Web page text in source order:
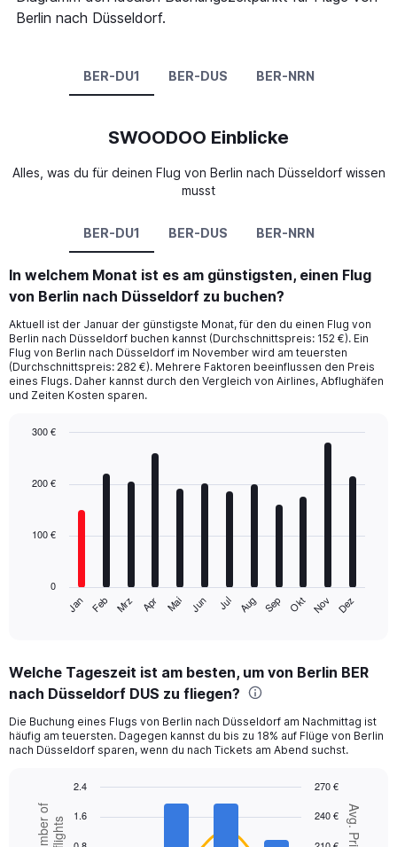
Berlin nach Düsseldorf.
BER-DU1 BER-DUS BER-NRN
SWOODOO Einblicke
Alles, was du für deinen Flug von Berlin nach Düsseldorf wissen
musst
BER-DU1 BER-DUS BER-NRN
In welchem Monat ist es am günstigsten, einen Flug
von Berlin nach Düsseldorf zu buchen?
Aktuell ist der Januar der günstigste Monat, für den du einen Flug von
Berlin nach Düsseldorf buchen kannst (Durchschnittspreis: 152 €). Ein
Flug von Berlin nach Düsseldorf im November wird am teuersten
(Durchschnittspreis: 282 €). Mehrere Faktoren beeinflussen den Preis
eines Flugs. Daher kannst durch den Vergleich von Airlines, Abflughäfen
und Zeiten Kosten sparen.
with
The
Range:
12
The
chart
axis
displaying
Jan Feb Mrz Apr Mai Jun Jul Aug Sep Okt Nov Dez
0
100 €
200 €
300 €
Welche Tageszeit ist am besten, um von Berlin BER
nach Düsseldorf DUS zu fliegen?
Die Buchung eines Flugs von Berlin nach Düsseldorf am Nachmittag ist
häufig am teuersten. Dagegen kannst du bis zu 18% auf Flüge von Berlin
nach Düsseldorf sparen, wenn du nach Tickets am Abend suchst.
Combination
chart
with
Chart
graphic.
Avg. Price
Number offlights
240 €
270 €
1.6
2.4